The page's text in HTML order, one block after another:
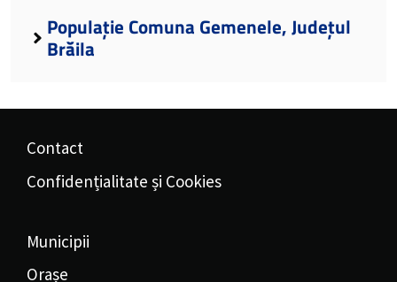
Populație Comuna Gemenele, Județul
Brăila
Contact
Confidențialitate și Cookies
Municipii
Orașe